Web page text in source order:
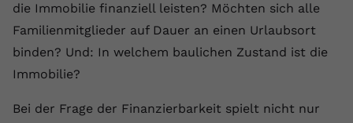
die Immobilie finanziell leisten? Möchten sich alle
Familienmitglieder auf Dauer an einen Urlaubsort
binden? Und: In welchem baulichen Zustand ist die
Immobilie?
Bei der Frage der Finanzierbarkeit spielt nicht nur
Laufzeit Session
Zweck
Speicherung von
Benutzereinstellungen zu ermöglichen.
Zweck
Vimeo installiert dieses Cookie, um
Tracking-Informationen zu sammeln,
indem es eine eindeutige ID zum